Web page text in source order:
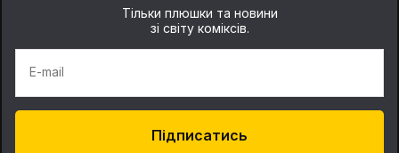
Тільки плюшки та новини
зі світу коміксів.
E-mail
Підписатись